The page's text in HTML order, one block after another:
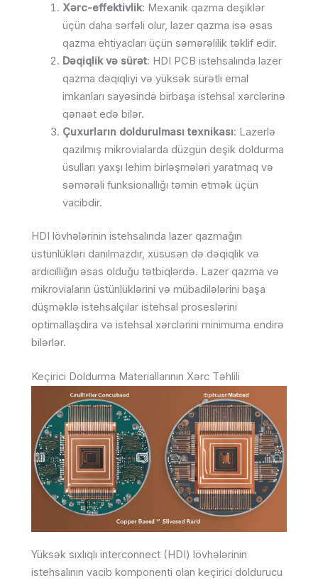
Xərc-effektivlik: Mexanik qazma deşiklər
üçün daha sərfəli olur, lazer qazma isə əsas
qazma ehtiyacları üçün səmərəlilik təklif edir.
Dəqiqlik və sürət: HDI PCB istehsalında lazer
qazma dəqiqliyi və yüksək sürətli emal
imkanları sayəsində birbaşa istehsal xərclərinə
qənaət edə bilər.
Çuxurların doldurulması texnikası: Lazerlə
qazılmış mikrovialarda düzgün deşik doldurma
üsulları yaxşı lehim birləşmələri yaratmaq və
səmərəli funksionallığı təmin etmək üçün
vacibdir.
HDI lövhələrinin istehsalında lazer qazmağın
üstünlükləri danılmazdır, xüsusən də dəqiqlik və
ardıcıllığın əsas olduğu tətbiqlərdə. Lazer qazma və
mikroviaların üstünlüklərini və mübadilələrini başa
düşməklə istehsalçılar istehsal proseslərini
optimallaşdıra və istehsal xərclərini minimuma endirə
bilərlər.
Keçirici Doldurma Materiallarının Xərc Təhlili
Yüksək sıxlıqlı interconnect (HDI) lövhələrinin
istehsalının vacib komponenti olan keçirici doldurucu